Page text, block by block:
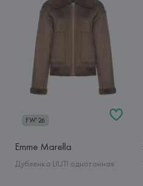
FW'26
Emme Marella
Дубленка LIUTI однотонная